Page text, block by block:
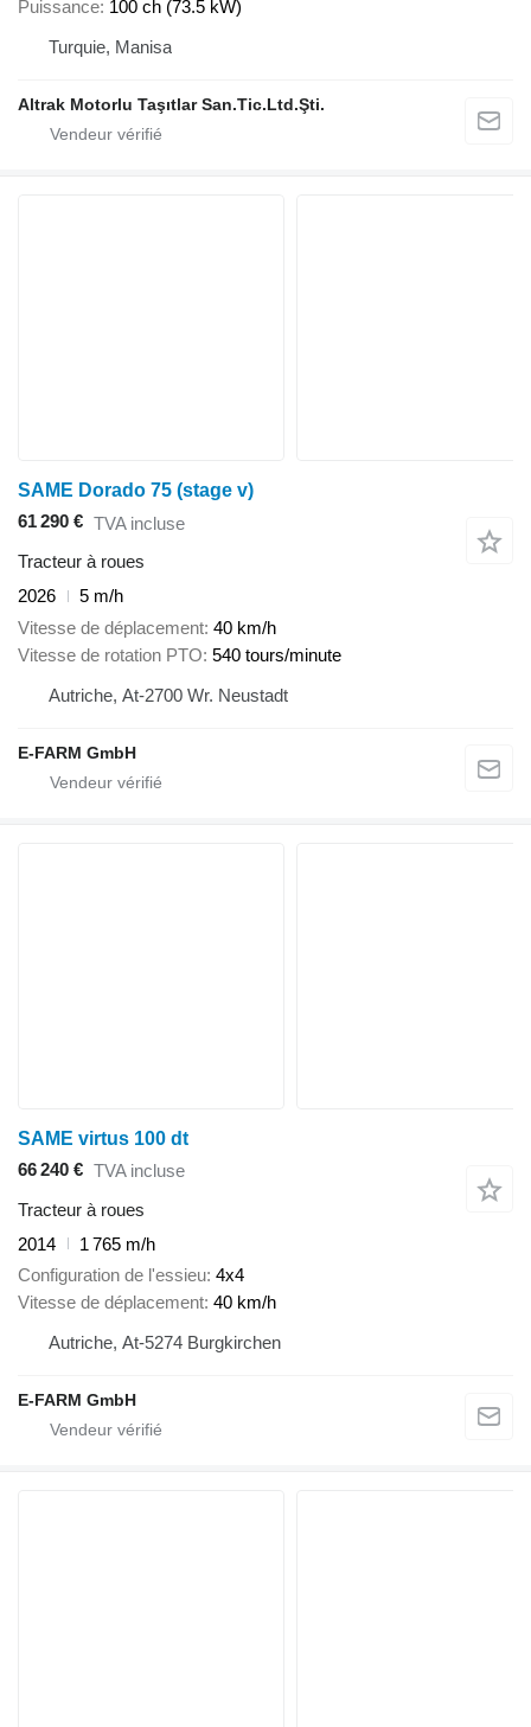
Puissance 100 ch (73.5 kW)
Turquie, Manisa
Altrak Motorlu Taşıtlar San.Tic.Ltd.Şti.
SAME Dorado 75 (stage v)
61 290 € TVA incluse
Tracteur à roues
2026
5 m/h
Vitesse de déplacement 40 km/h
Vitesse de rotation PTO 540 tours/minute
Autriche, At-2700 Wr. Neustadt
E-FARM GmbH
SAME virtus 100 dt
66 240 € TVA incluse
Tracteur à roues
2014
1 765 m/h
Configuration de l'essieu 4x4
Vitesse de déplacement 40 km/h
Autriche, At-5274 Burgkirchen
E-FARM GmbH